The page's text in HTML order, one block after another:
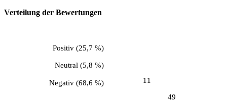
Verteilung der Bewertungen
Negativ(68,6 %) 11
Neutral(5,8 %)
49
Positiv(25,7 %)